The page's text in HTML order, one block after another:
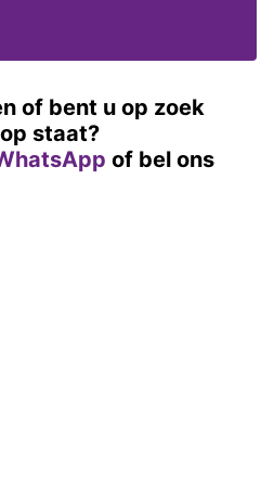
of bent u op zoek
staat?
of bel ons